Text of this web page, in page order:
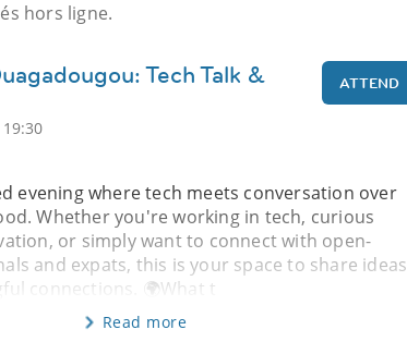
hors ligne.
Tech Talk &
ATTEND
evening where tech meets conversation over
Whether you're working in tech, curious
or simply want to connect with open-
and expats, this is your space to share ideas
connections. 🌍What t
Read more